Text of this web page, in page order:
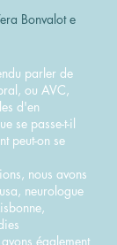
Bonvalot e
parler de
ou AVC,
d'en
se passe-t-il
peut-on se
nous avons
neurologue
également